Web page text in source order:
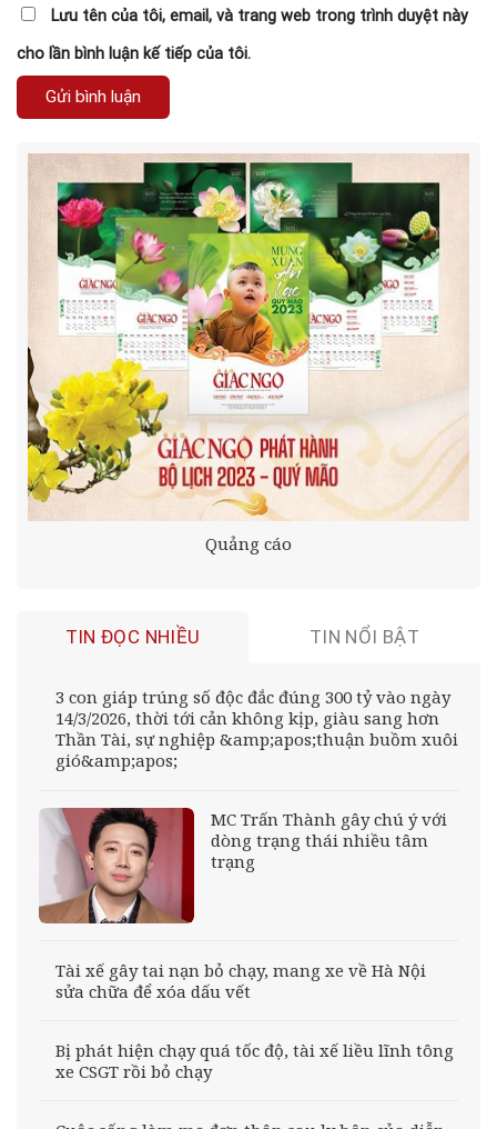
Lưu tên của tôi, email, và trang web trong trình duyệt này
cho lần bình luận kế tiếp của tôi.
Quảng cáo
TIN ĐỌC NHIỀU TIN NỔI BẬT
3 con giáp trúng số độc đắc đúng 300 tỷ vào ngày
14/3/2026, thời tới cản không kịp, giàu sang hơn
Thần Tài, sự nghiệp &amp;apos;thuận buồm xuôi
gió&amp;apos;
MC Trấn Thành gây chú ý với
dòng trạng thái nhiều tâm
trạng
Tài xế gây tai nạn bỏ chạy, mang xe về Hà Nội
sửa chữa để xóa dấu vết
Bị phát hiện chạy quá tốc độ, tài xế liều lĩnh tông
xe CSGT rồi bỏ chạy